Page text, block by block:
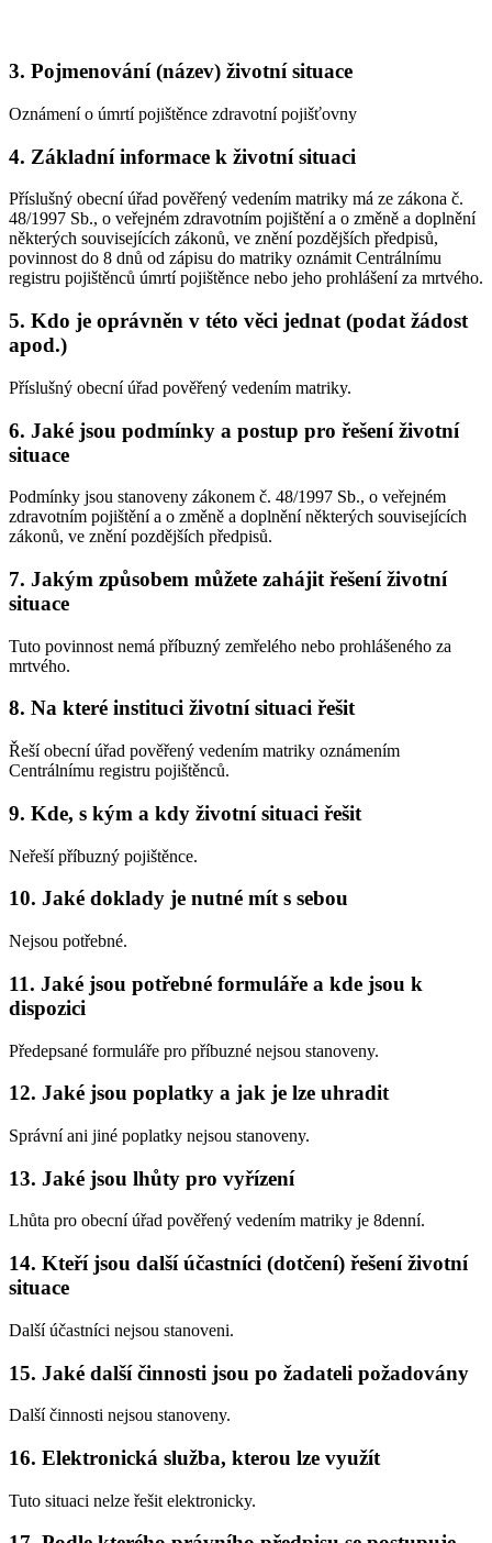
3. Pojmenování (název) životní situace
Oznámení o úmrtí pojištěnce zdravotní pojišťovny
4. Základní informace k životní situaci
Příslušný obecní úřad pověřený vedením matriky má ze zákona č.
48/1997 Sb., o veřejném zdravotním pojištění a o změně a doplnění
některých souvisejících zákonů, ve znění pozdějších předpisů,
povinnost do 8 dnů od zápisu do matriky oznámit Centrálnímu
registru pojištěnců úmrtí pojištěnce nebo jeho prohlášení za mrtvého.
5. Kdo je oprávněn v této věci jednat (podat žádost
apod.)
Příslušný obecní úřad pověřený vedením matriky.
6. Jaké jsou podmínky a postup pro řešení životní
situace
Podmínky jsou stanoveny zákonem č. 48/1997 Sb., o veřejném
zdravotním pojištění a o změně a doplnění některých souvisejících
zákonů, ve znění pozdějších předpisů.
7. Jakým způsobem můžete zahájit řešení životní
situace
Tuto povinnost nemá příbuzný zemřelého nebo prohlášeného za
mrtvého.
8. Na které instituci životní situaci řešit
Řeší obecní úřad pověřený vedením matriky oznámením
Centrálnímu registru pojištěnců.
9. Kde, s kým a kdy životní situaci řešit
Neřeší příbuzný pojištěnce.
10. Jaké doklady je nutné mít s sebou
Nejsou potřebné.
11. Jaké jsou potřebné formuláře a kde jsou k
dispozici
Předepsané formuláře pro příbuzné nejsou stanoveny.
12. Jaké jsou poplatky a jak je lze uhradit
Správní ani jiné poplatky nejsou stanoveny.
13. Jaké jsou lhůty pro vyřízení
Lhůta pro obecní úřad pověřený vedením matriky je 8denní.
14. Kteří jsou další účastníci (dotčení) řešení životní
situace
Další účastníci nejsou stanoveni.
15. Jaké další činnosti jsou po žadateli požadovány
Další činnosti nejsou stanoveny.
16. Elektronická služba, kterou lze využít
Tuto situaci nelze řešit elektronicky.